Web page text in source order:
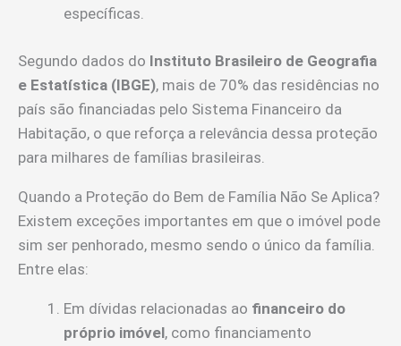
específicas.
Segundo dados do Instituto Brasileiro de Geografia
e Estatística (IBGE), mais de 70% das residências no
país são financiadas pelo Sistema Financeiro da
Habitação, o que reforça a relevância dessa proteção
para milhares de famílias brasileiras.
Quando a Proteção do Bem de Família Não Se Aplica?
Existem exceções importantes em que o imóvel pode
sim ser penhorado, mesmo sendo o único da família.
Entre elas:
Em dívidas relacionadas ao financeiro do
próprio imóvel, como financiamento